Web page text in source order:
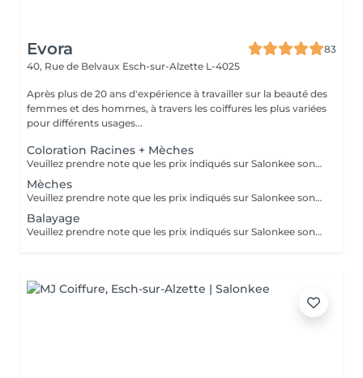
Evora
83
40, Rue de Belvaux Esch-sur-Alzette L-4025
Après plus de 20 ans d'expérience à travailler sur la beauté des
femmes et des hommes, à travers les coiffures les plus variées
pour différents usages...
Coloration Racines + Mèches
Veuillez prendre note que les prix indiqués sur Salonkee sont communiqués à titre informatif et s'entendent de base. Ces derniers sont susceptibles de varier selon le diagnostic réalisé à votre arrivée au salon et l'expertise du professionnel à qui vous confiez votre beauté. Dans tous les cas, un devis précis vous sera proposé et toutes réalisations de prestations seront effectuées avec votre accord. Un grand merci d'avance pour votre compréhension. Au plaisir de vous recevoir très vite.
Mèches
Veuillez prendre note que les prix indiqués sur Salonkee sont communiqués à titre informatif et s'entendent de base. Ces derniers sont susceptibles de varier selon le diagnostic réalisé à votre arrivée au salon et l'expertise du professionnel à qui vous confiez votre beauté. Dans tous les cas, un devis précis vous sera proposé et toutes réalisations de prestations seront effectuées avec votre accord. Un grand merci d'avance pour votre compréhension. Au plaisir de vous recevoir très vite.
Balayage
Veuillez prendre note que les prix indiqués sur Salonkee sont communiqués à titre informatif et s'entendent de base. Ces derniers sont susceptibles de varier selon le diagnostic réalisé à votre arrivée au salon et l'expertise du professionnel à qui vous confiez votre beauté. Dans tous les cas, un devis précis vous sera proposé et toutes réalisations de prestations seront effectuées avec votre accord. Un grand merci d'avance pour votre compréhension. Au plaisir de vous recevoir très vite.